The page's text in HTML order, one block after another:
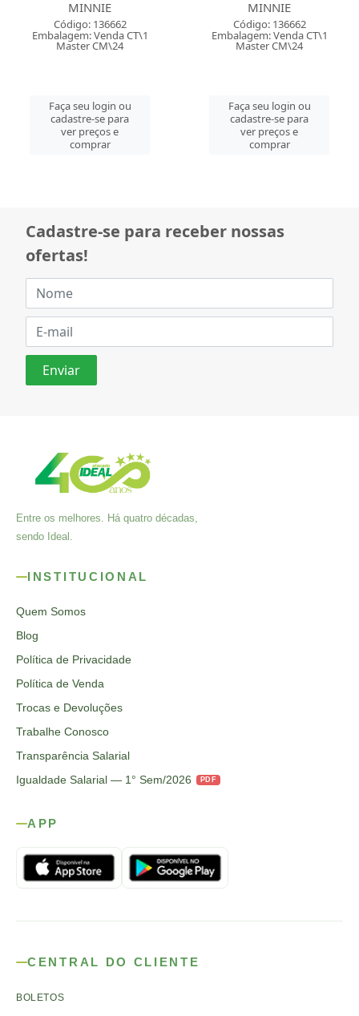
MINNIE
Código: 136662
Embalagem: Venda CT\1
Master CM\24
Faça seu login ou
cadastre-se para
ver preços e
comprar
MINNIE
Código: 136662
Embalagem: Venda CT\1
Master CM\24
Faça seu login ou
cadastre-se para
ver preços e
comprar
Cadastre-se para receber nossas
ofertas!
Entre os melhores. Há quatro décadas,
sendo Ideal.
INSTITUCIONAL
Quem Somos
Blog
Política de Privacidade
Política de Venda
Trocas e Devoluções
Trabalhe Conosco
Transparência Salarial
Igualdade Salarial — 1° Sem/2026
PDF
APP
CENTRAL DO CLIENTE
BOLETOS